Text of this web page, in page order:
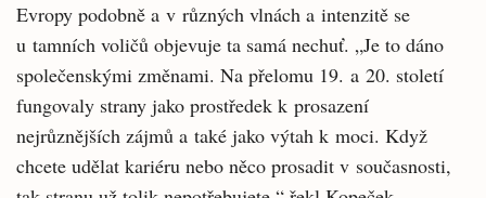
Evropy podobně a v různých vlnách a intenzitě se
u tamních voličů objevuje ta samá nechuť. „Je to dáno
společenskými změnami. Na přelomu 19. a 20. století
fungovaly strany jako prostředek k prosazení
nejrůznějších zájmů a také jako výtah k moci. Když
chcete udělat kariéru nebo něco prosadit v současnosti,